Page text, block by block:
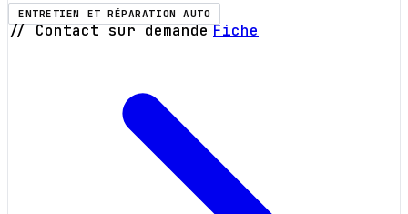
ENTRETIEN ET RÉPARATION AUTO
// Contact sur demande Fiche